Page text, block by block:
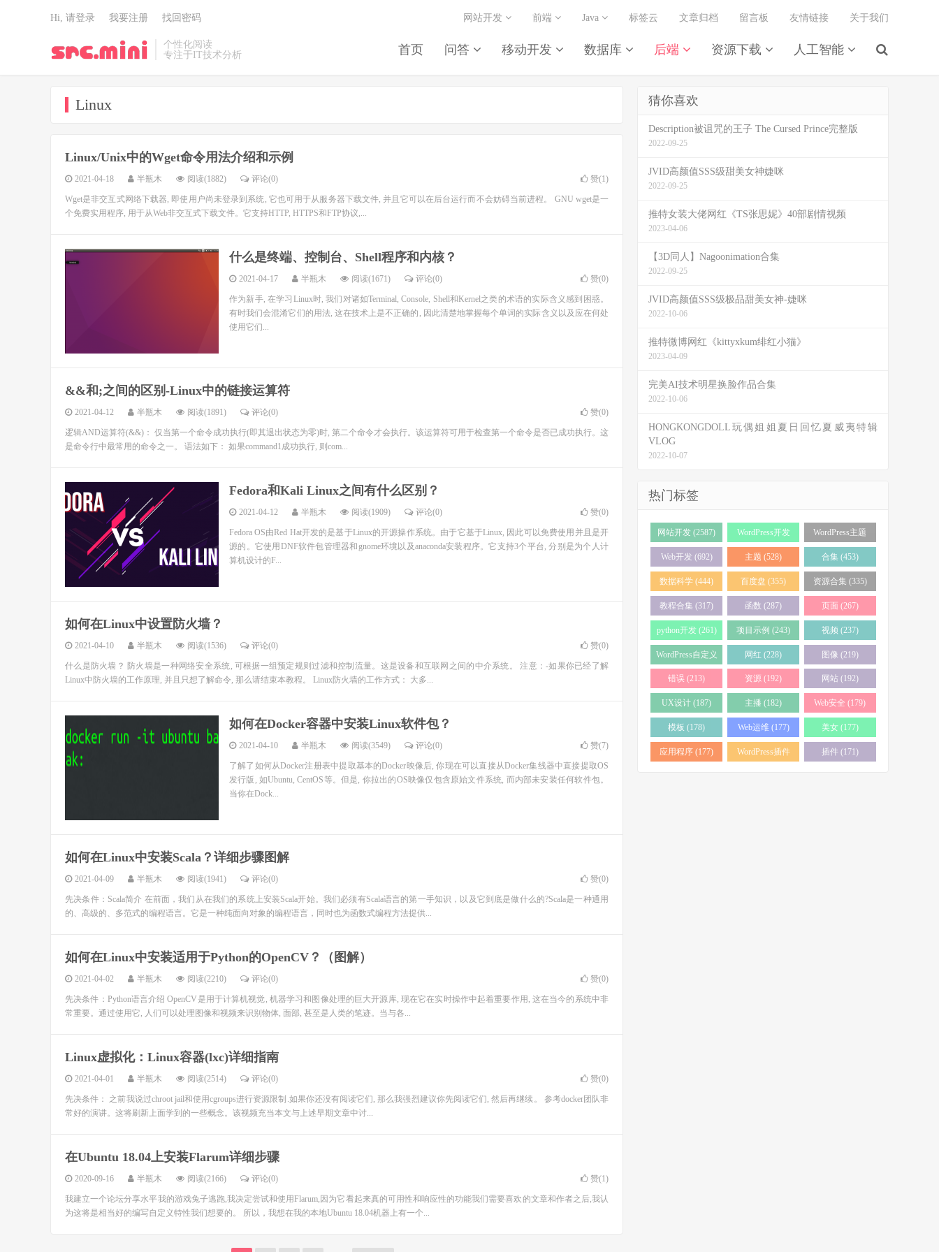
个性化阅读
专注于IT技术分析
首页 问答 移动开发 数据库 后端 资源下载 人工智能
网站开发 前端 Java 标签云 文章归档 留言板 友情链接 关于我们
Hi, 请登录 我要注册 找回密码
Linux
Linux/Unix中的Wget命令用法介绍和示例
2021-04-18 半瓶木 阅读(1882) 评论(0) 赞(1)
Wget是非交互式网络下载器, 即使用户尚未登录到系统, 它也可用于从服务器下载文件, 并且它可以在后台运行而不会妨碍当前进程。 GNU wget是一
个免费实用程序, 用于从Web非交互式下载文件。它支持HTTP, HTTPS和FTP协议,...
什么是终端、控制台、Shell程序和内核？
2021-04-17 半瓶木 阅读(1671) 评论(0) 赞(0)
作为新手, 在学习Linux时, 我们对诸如Terminal, Console, Shell和Kernel之类的术语的实际含义感到困惑。
有时我们会混淆它们的用法, 这在技术上是不正确的, 因此清楚地掌握每个单词的实际含义以及应在何处
使用它们...
&&和;之间的区别-Linux中的链接运算符
2021-04-12 半瓶木 阅读(1891) 评论(0) 赞(0)
逻辑AND运算符(&&)： 仅当第一个命令成功执行(即其退出状态为零)时, 第二个命令才会执行。该运算符可用于检查第一个命令是否已成功执行。这
是命令行中最常用的命令之一。 语法如下： 如果command1成功执行, 则com...
Fedora和Kali Linux之间有什么区别？
2021-04-12 半瓶木 阅读(1909) 评论(0) 赞(0)
Fedora OS由Red Hat开发的是基于Linux的开源操作系统。由于它基于Linux, 因此可以免费使用并且是开
源的。它使用DNF软件包管理器和gnome环境以及anaconda安装程序。它支持3个平台, 分别是为个人计
算机设计的F...
如何在Linux中设置防火墙？
2021-04-10 半瓶木 阅读(1536) 评论(0) 赞(0)
什么是防火墙？ 防火墙是一种网络安全系统, 可根据一组预定规则过滤和控制流量。这是设备和互联网之间的中介系统。 注意：-如果你已经了解
Linux中防火墙的工作原理, 并且只想了解命令, 那么请结束本教程。 Linux防火墙的工作方式： 大多...
如何在Docker容器中安装Linux软件包？
2021-04-10 半瓶木 阅读(3549) 评论(0) 赞(7)
了解了如何从Docker注册表中提取基本的Docker映像后, 你现在可以直接从Docker集线器中直接提取OS
发行版, 如Ubuntu, CentOS等。但是, 你拉出的OS映像仅包含原始文件系统, 而内部未安装任何软件包。
当你在Dock...
如何在Linux中安装Scala？详细步骤图解
2021-04-09 半瓶木 阅读(1941) 评论(0) 赞(0)
先决条件：Scala简介 在前面，我们从在我们的系统上安装Scala开始。我们必须有Scala语言的第一手知识，以及它到底是做什么的?Scala是一种通用
的、高级的、多范式的编程语言。它是一种纯面向对象的编程语言，同时也为函数式编程方法提供...
如何在Linux中安装适用于Python的OpenCV？（图解）
2021-04-02 半瓶木 阅读(2210) 评论(0) 赞(0)
先决条件：Python语言介绍 OpenCV是用于计算机视觉, 机器学习和图像处理的巨大开源库, 现在它在实时操作中起着重要作用, 这在当今的系统中非
常重要。通过使用它, 人们可以处理图像和视频来识别物体, 面部, 甚至是人类的笔迹。当与各...
Linux虚拟化：Linux容器(lxc)详细指南
2021-04-01 半瓶木 阅读(2514) 评论(0) 赞(0)
先决条件： 之前我说过chroot jail和使用cgroups进行资源限制.如果你还没有阅读它们, 那么我强烈建议你先阅读它们, 然后再继续。 参考docker团队非
常好的演讲。这将刷新上面学到的一些概念。该视频充当本文与上述早期文章中讨...
在Ubuntu 18.04上安装Flarum详细步骤
2020-09-16 半瓶木 阅读(2166) 评论(0) 赞(1)
我建立一个论坛分享水平我的游戏兔子逃跑,我决定尝试和使用Flarum,因为它看起来真的可用性和响应性的功能我们需要喜欢的文章和作者之后,我认
为这将是相当好的编写自定义特性我们想要的。 所以，我想在我的本地Ubuntu 18.04机器上有一个...
猜你喜欢
Description被诅咒的王子 The Cursed Prince完整版
2022-09-25
JVID高颜值SSS级甜美女神婕咪
2022-09-25
推特女装大佬网红《TS张思妮》40部剧情视频
2023-04-06
【3D同人】Nagoonimation合集
2022-09-25
JVID高颜值SSS级极品甜美女神-婕咪
2022-10-06
推特微博网红《kittyxkum绯红小猫》
2023-04-09
完美AI技术明星换脸作品合集
2022-10-06
HONGKONGDOLL玩偶姐姐夏日回忆夏威夷特辑
VLOG
2022-10-07
热门标签
网站开发 (2587)
WordPress开发
(2055)
WordPress主题
(1517)
Web开发 (692)
主题 (528) 合集 (453)
数据科学 (444) 百度盘 (355) 资源合集 (335)
教程合集 (317) 函数 (287) 页面 (267)
python开发 (261) 项目示例 (243) 视频 (237)
WordPress自定义
页面 (233)
网红 (228) 图像 (219)
错误 (213) 资源 (192) 网站 (192)
UX设计 (187) 主播 (182) Web安全 (179)
模板 (178) Web运维 (177) 美女 (177)
应用程序 (177)
WordPress插件
插件 (171)